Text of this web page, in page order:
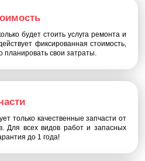
будет стоить услуга ремонта и
фиксированная стоимость,
свои затраты.
только качественные запчасти от
Для всех видов работ и запасных
до 1 года!